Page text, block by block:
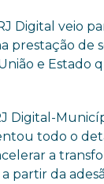
Digital veio
prestação de
e Estado
Digital-
todo o
a
partir da